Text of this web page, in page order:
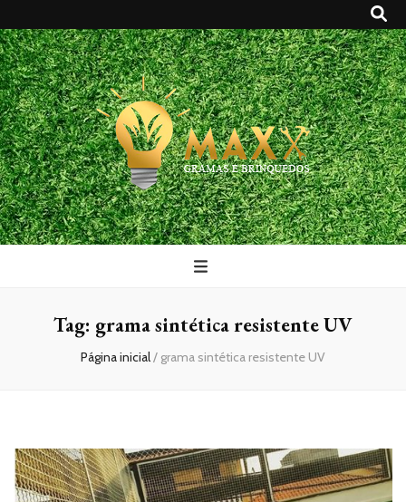
Maxx Gramas
Blog
Tag: grama sintética resistente UV
Página inicial/ grama sintética resistente UV